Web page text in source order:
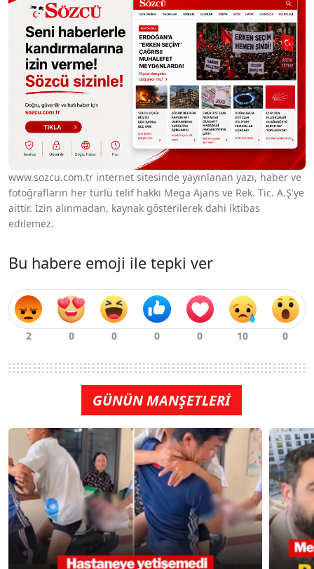
www.sozcu.com.tr internet sitesinde yayınlanan yazı, haber ve
fotoğrafların her türlü telif hakkı Mega Ajans ve Rek. Tic. A.Ş'ye
aittir. İzin alınmadan, kaynak gösterilerek dahi iktibas
edilemez.
Bu habere emoji ile tepki ver
GÜNÜN MANŞETLERİ